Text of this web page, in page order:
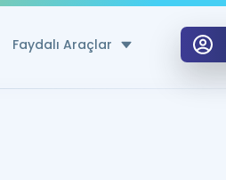
Faydalı Araçlar